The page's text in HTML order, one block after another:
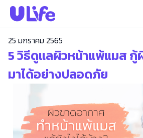
25 มกราคม 2565
5 วิธีดูแลผิวหน้าแพ้แมส
มาได้อย่างปลอดภัย